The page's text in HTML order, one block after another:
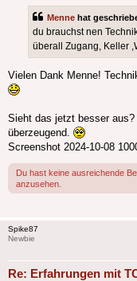
Menne hat
du brauchst nen
überall Zugang, Keller
Vielen Dank Menne!
Sieht das jetzt besser
überzeugend.
Screenshot 2024-10-08
Du hast keine ausreichende
anzusehen.
Spike87
Newbie
Re: Erfahrungen mit